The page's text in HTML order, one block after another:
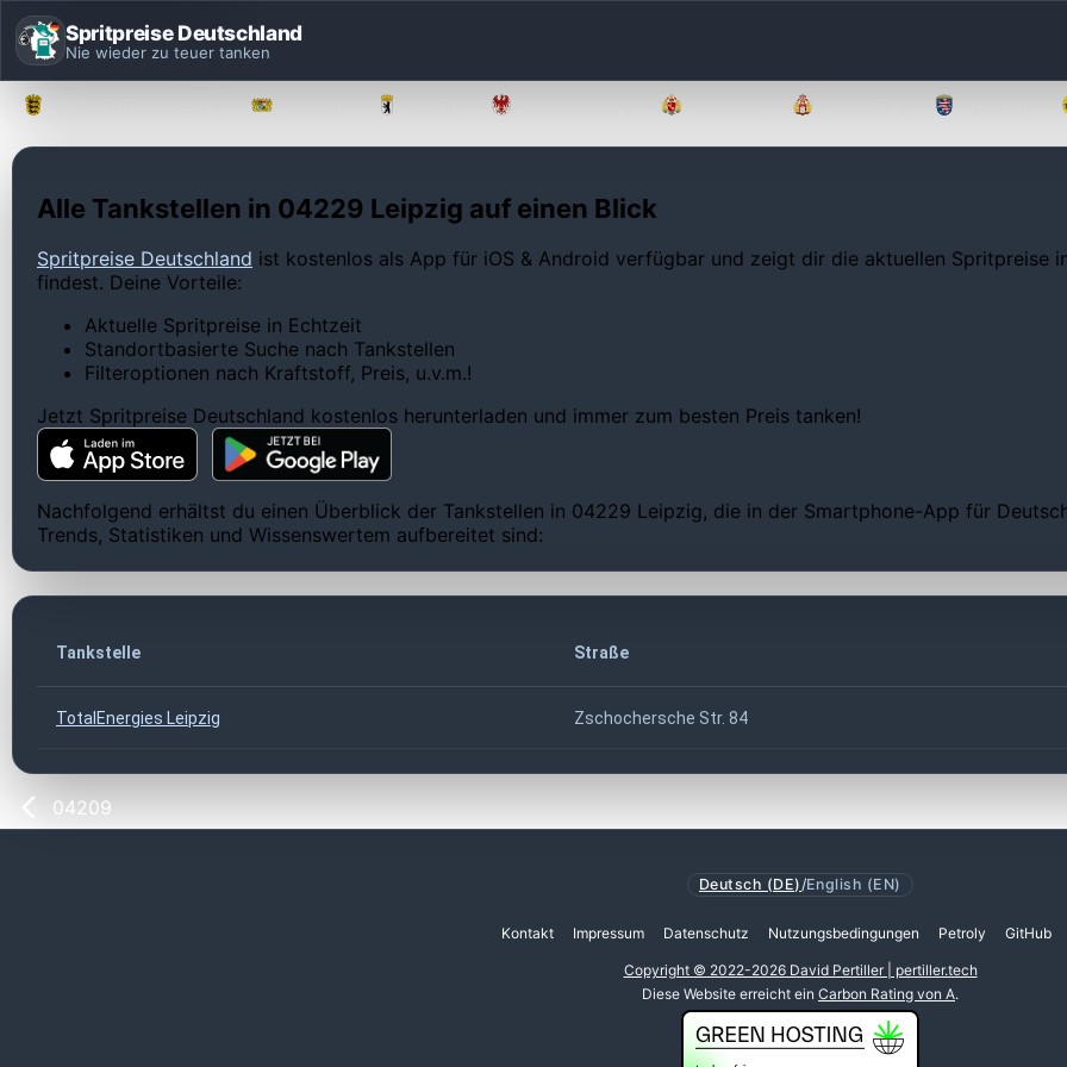
Spritpreise Deutschland
Nie wieder zu teuer tanken
Alle Tankstellen in 04229 Leipzig auf einen Blick
Spritpreise Deutschland ist kostenlos als App für iOS & Android verfügbar und zeigt dir die aktuellen Spritpreise
findest. Deine Vorteile:
Aktuelle Spritpreise in Echtzeit
Standortbasierte Suche nach Tankstellen
Filteroptionen nach Kraftstoff, Preis, u.v.m.!
Jetzt Spritpreise Deutschland kostenlos herunterladen und immer zum besten Preis tanken!
Nachfolgend erhältst du einen Überblick der Tankstellen in 04229 Leipzig, die in der Smartphone-App für
Trends, Statistiken und Wissenswertem aufbereitet sind:
Tankstelle Straße
TotalEnergies Leipzig Zschochersche Str. 84
04209
Deutsch (DE) /English (EN)
Kontakt Impressum Datenschutz Nutzungsbedingungen Petroly GitHub
Copyright © 2022-2026 David Pertiller | pertiller.tech
Diese Website erreicht ein Carbon Rating von A.